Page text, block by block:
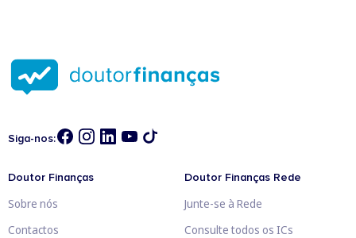
Siga-nos:
Doutor Finanças
Sobre nós
Contactos
Doutor Finanças Rede
Junte-se à Rede
Consulte todos os ICs